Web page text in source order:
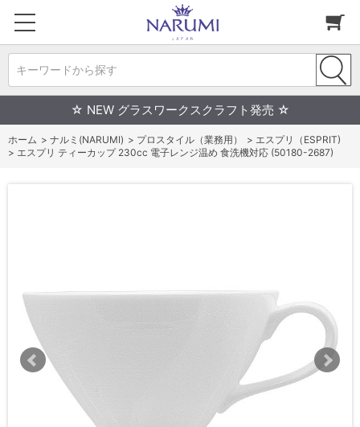
キーワードから探す
☆ NEW グラスワークスクラフト発売 ☆
ホーム > ナルミ(NARUMI) > プロスタイル（業務用） > エスプリ（ESPRIT)
> エスプリ ティーカップ 230cc 電子レンジ温め 食洗機対応 (50180-2687)